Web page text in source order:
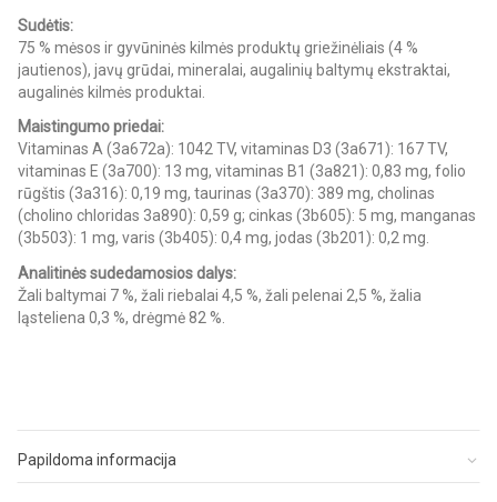
Sudėtis:
75 % mėsos ir gyvūninės kilmės produktų griežinėliais (4 %
jautienos), javų grūdai, mineralai, augalinių baltymų ekstraktai,
augalinės kilmės produktai.
Maistingumo priedai:
Vitaminas A (3a672a): 1042 TV, vitaminas D3 (3a671): 167 TV,
vitaminas E (3a700): 13 mg, vitaminas B1 (3a821): 0,83 mg, folio
rūgštis (3a316): 0,19 mg, taurinas (3a370): 389 mg, cholinas
(cholino chloridas 3a890): 0,59 g; cinkas (3b605): 5 mg, manganas
(3b503): 1 mg, varis (3b405): 0,4 mg, jodas (3b201): 0,2 mg.
Analitinės sudedamosios dalys:
Žali baltymai 7 %, žali riebalai 4,5 %, žali pelenai 2,5 %, žalia
ląsteliena 0,3 %, drėgmė 82 %.
Papildoma informacija